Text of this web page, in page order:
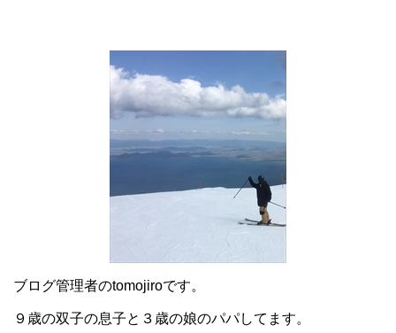
ブログ管理者のtomojiroです。
９歳の双子の息子と３歳の娘のパパしてます。